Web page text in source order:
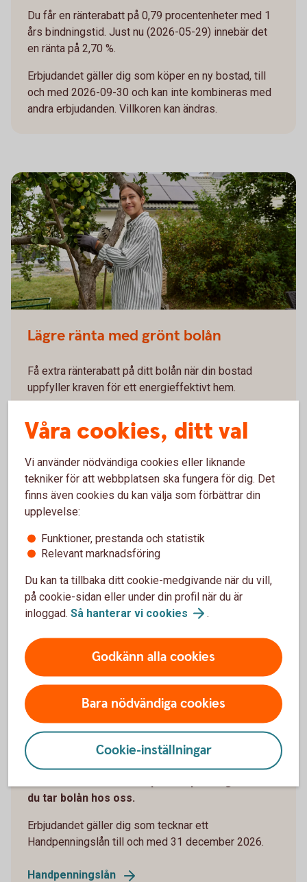
Du får en ränterabatt på 0,79 procentenheter med 1
års bindningstid. Just nu (2026-05-29) innebär det
en ränta på 2,70 %.
Erbjudandet gäller dig som köper en ny bostad, till
och med 2026-09-30 och kan inte kombineras med
andra erbjudanden. Villkoren kan ändras.
Lägre ränta med grönt bolån
Få extra ränterabatt på ditt bolån när din bostad
uppfyller kraven för ett energieffektivt hem.
Grönt bolån - så funkar
0 % ränta på överbryggningslån
Just nu får du 0 % ränta på överbryggningslån
när du tar bolån hos oss.
Erbjudandet gäller när du tecknar ett
överbryggningslån med utbetalning senast 31
december 2026.
Överbryggningslån
0 % ränta på handpenningslån
du tar bolån hos oss.
Erbjudandet gäller dig som tecknar ett
Handpenningslån till och med 31 december 2026.
Handpenningslån
Våra cookies, ditt val
Vi använder nödvändiga cookies eller liknande
tekniker för att webbplatsen ska fungera för dig. Det
finns även cookies du kan välja som förbättrar din
upplevelse:
Funktioner, prestanda och statistik
Relevant marknadsföring
Du kan ta tillbaka ditt cookie-medgivande när du vill,
på cookie-sidan eller under din profil när du är
inloggad. Så hanterar vi cookies .
Godkänn alla cookies
Bara nödvändiga cookies
Cookie-inställningar